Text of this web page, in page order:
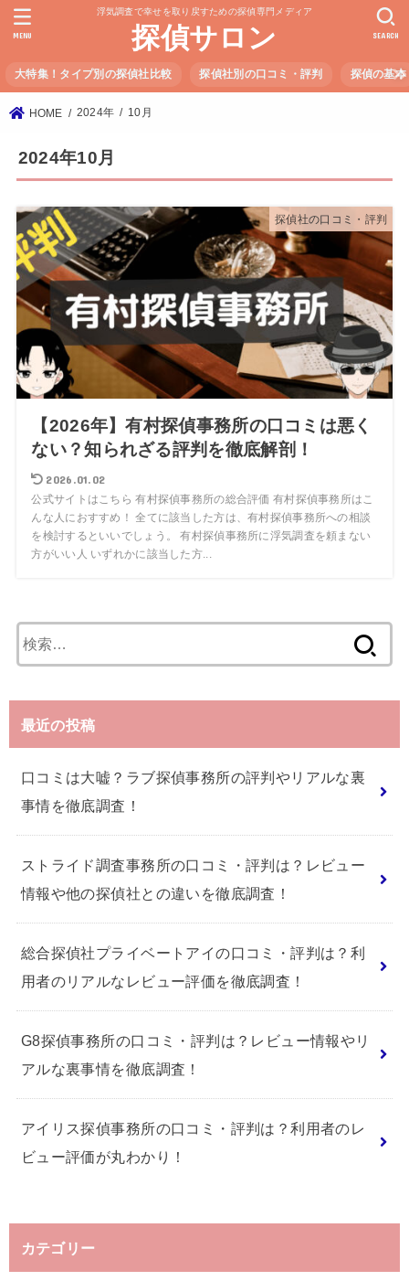
浮気調査で幸せを取り戻すための探偵専門メディア
探偵サロン
大特集！タイプ別の探偵社比較 探偵社別の口コミ・評判 探偵の基本
SEARCH
MENU
HOME 2024年 10月
2024年10月
探偵社の口コミ・評判
【2026年】有村探偵事務所の口コミは悪く
ない？知られざる評判を徹底解剖！
2026.01.02
公式サイトはこちら 有村探偵事務所の総合評価 有村探偵事務所はこ
んな人におすすめ！ 全てに該当した方は、有村探偵事務所への相談
を検討するといいでしょう。 有村探偵事務所に浮気調査を頼まない
方がいい人 いずれかに該当した方...
索:
最近の投稿
口コミは大嘘？ラブ探偵事務所の評判やリアルな裏
事情を徹底調査！
ストライド調査事務所の口コミ・評判は？レビュー
情報や他の探偵社との違いを徹底調査！
総合探偵社プライベートアイの口コミ・評判は？利
用者のリアルなレビュー評価を徹底調査！
G8探偵事務所の口コミ・評判は？レビュー情報やリ
アルな裏事情を徹底調査！
アイリス探偵事務所の口コミ・評判は？利用者のレ
ビュー評価が丸わかり！
カテゴリー